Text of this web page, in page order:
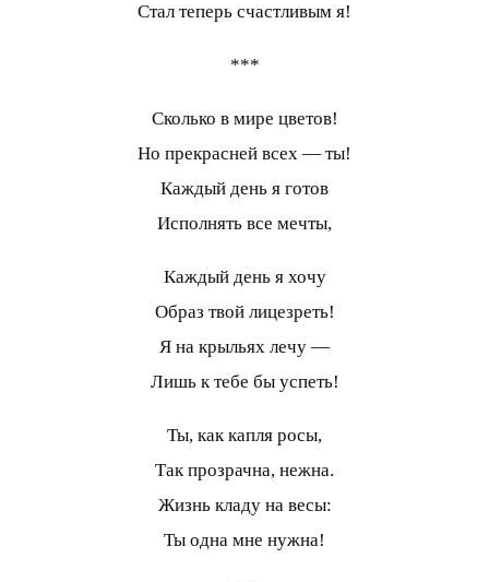
Стал теперь счастливым я!
***
Сколько в мире цветов!
Но прекрасней всех — ты!
Каждый день я готов
Исполнять все мечты,
Каждый день я хочу
Образ твой лицезреть!
Я на крыльях лечу —
Лишь к тебе бы успеть!
Ты, как капля росы,
Так прозрачна, нежна.
Жизнь кладу на весы:
Ты одна мне нужна!